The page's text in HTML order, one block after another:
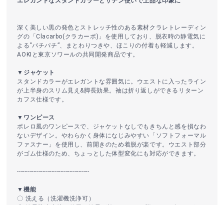
深く美しい黒の発色とストレッチ性のある素材クラレトレーディン
グの「Clacarbo(クラカーボ)」を使用しており、脱衣時の静電気に
よる"パチパチ”、まとわりつきや、ほこりの付着も軽減します。
AOKIと東京ソワールの共同開発商品です。
▼ジャケット
スタンドカラーがエレガントな雰囲気に。ウエストに入ったライン
が上半身のスリム見え&脚長効果。袖は折り返しができるリターン
カフス仕様です。
▼ワンピース
ボレロ風のワンピースで、ジャケットなしでもきちんと感を損なわ
ないデザイン。やわらかく身体になじみやすい「ソフトフォーマル
ファスナー」を使用し、前開きのため着脱が楽です。ウエスト部分
がゴム仕様のため、ちょっとした体型変化にも対応ができます。
----------------------------------------
▼機能
〇 洗える（洗濯機洗浄可）